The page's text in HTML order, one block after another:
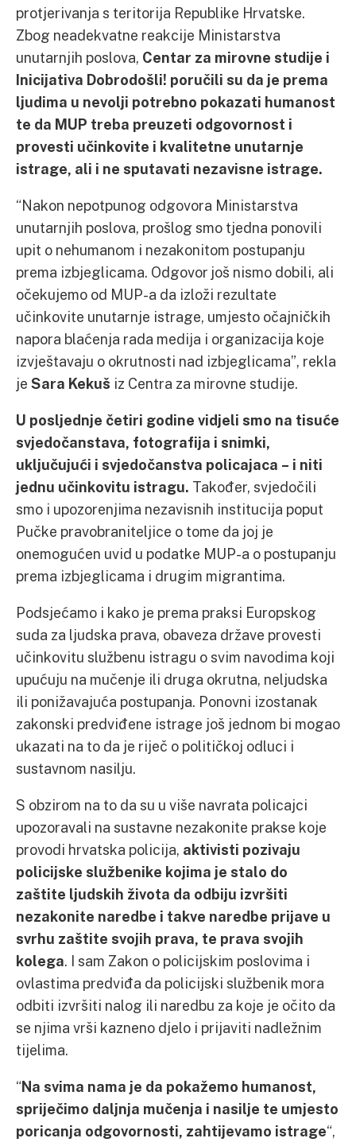
protjerivanja s teritorija Republike Hrvatske.
Zbog neadekvatne reakcije Ministarstva
unutarnjih poslova, Centar za mirovne studije i
Inicijativa Dobrodošli! poručili su da je prema
ljudima u nevolji potrebno pokazati humanost
te da MUP treba preuzeti odgovornost i
provesti učinkovite i kvalitetne unutarnje
istrage, ali i ne sputavati nezavisne istrage.
“Nakon nepotpunog odgovora Ministarstva
unutarnjih poslova, prošlog smo tjedna ponovili
upit o nehumanom i nezakonitom postupanju
prema izbjeglicama. Odgovor još nismo dobili, ali
očekujemo od MUP-a da izloži rezultate
učinkovite unutarnje istrage, umjesto očajničkih
napora blaćenja rada medija i organizacija koje
izvještavaju o okrutnosti nad izbjeglicama”, rekla
je Sara Kekuš iz Centra za mirovne studije.
U posljednje četiri godine vidjeli smo na tisuće
svjedočanstava, fotografija i snimki,
uključujući i svjedočanstva policajaca – i niti
jednu učinkovitu istragu. Također, svjedočili
smo i upozorenjima nezavisnih institucija poput
Pučke pravobraniteljice o tome da joj je
onemogućen uvid u podatke MUP-a o postupanju
prema izbjeglicama i drugim migrantima.
Podsjećamo i kako je prema praksi Europskog
suda za ljudska prava, obaveza države provesti
učinkovitu službenu istragu o svim navodima koji
upućuju na mučenje ili druga okrutna, neljudska
ili ponižavajuća postupanja. Ponovni izostanak
zakonski predviđene istrage još jednom bi mogao
ukazati na to da je riječ o političkoj odluci i
sustavnom nasilju.
S obzirom na to da su u više navrata policajci
upozoravali na sustavne nezakonite prakse koje
provodi hrvatska policija, aktivisti pozivaju
policijske službenike kojima je stalo do
zaštite ljudskih života da odbiju izvršiti
nezakonite naredbe i takve naredbe prijave u
svrhu zaštite svojih prava, te prava svojih
kolega. I sam Zakon o policijskim poslovima i
ovlastima predviđa da policijski službenik mora
odbiti izvršiti nalog ili naredbu za koje je očito da
se njima vrši kazneno djelo i prijaviti nadležnim
tijelima.
“Na svima nama je da pokažemo humanost,
spriječimo daljnja mučenja i nasilje te umjesto
poricanja odgovornosti, zahtijevamo istrage“,